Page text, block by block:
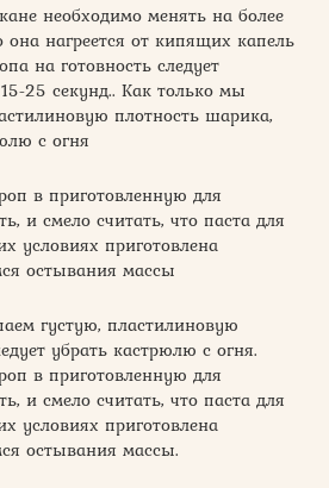
необходимо менять на более
нагреется от кипящих капель
на готовность следует
25 секунд.. Как только мы
плотность шарика,
с огня
в приготовленную для
и смело считать, что паста для
условиях приготовлена
остывания массы
густую, пластилиновую
убрать кастрюлю с огня.
в приготовленную для
и смело считать, что паста для
условиях приготовлена
остывания массы.